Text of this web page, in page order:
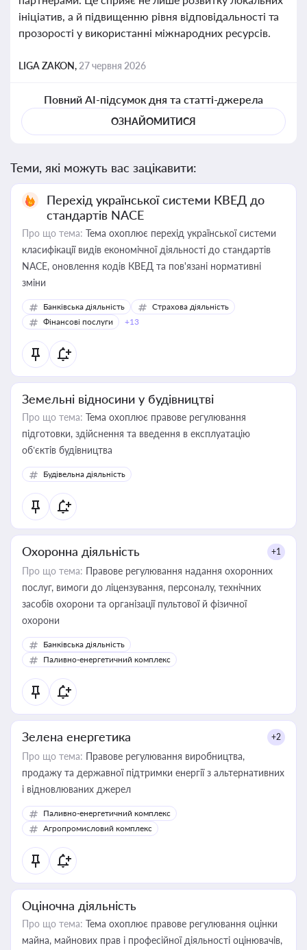
ініціатив, а й підвищенню рівня відповідальності та
прозорості у використанні міжнародних ресурсів.
LIGA ZAKON, 27 червня 2026
Повний AI-підсумок дня та статті-джерела
ОЗНАЙОМИТИСЯ
Теми, які можуть вас зацікавити:
Перехід української системи КВЕД до
стандартів NACE
Про що тема: Тема охоплює перехід української системи
класифікації видів економічної діяльності до стандартів
NACE, оновлення кодів КВЕД та пов'язані нормативні
зміни
Банківська діяльність
Страхова діяльність
Фінансові послуги
+13
Земельні відносини у будівництві
Про що тема: Тема охоплює правове регулювання
підготовки, здійснення та введення в експлуатацію
об’єктів будівництва
Будівельна діяльність
Охоронна діяльність +1
Про що тема: Правове регулювання надання охоронних
послуг, вимоги до ліцензування, персоналу, технічних
засобів охорони та організації пультової й фізичної
охорони
Банківська діяльність
Паливно-енергетичний комплекс
Зелена енергетика +2
Про що тема: Правове регулювання виробництва,
продажу та державної підтримки енергії з альтернативних
і відновлюваних джерел
Паливно-енергетичний комплекс
Агропромисловий комплекс
Оціночна діяльність
Про що тема: Тема охоплює правове регулювання оцінки
майна, майнових прав і професійної діяльності оцінювачів,